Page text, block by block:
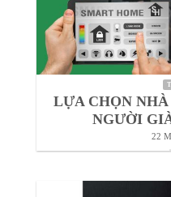
LỰA CHỌN
NGƯỜI
22